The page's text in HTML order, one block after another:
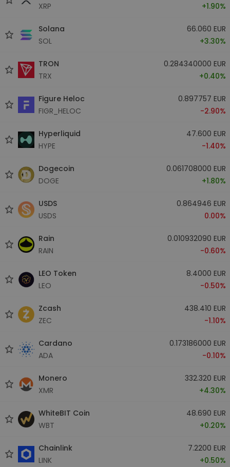
XRP
+1.90%
Solana
SOL
66.060 EUR
+3.30%
TRON
TRX
0.284340000 EUR
+0.40%
Figure Heloc
FIGR_HELOC
0.897757 EUR
-2.90%
Hyperliquid
HYPE
47.600 EUR
-1.40%
Dogecoin
DOGE
0.061708000 EUR
+1.80%
USDS
USDS
0.864946 EUR
0.00%
Rain
RAIN
0.010932090 EUR
-0.60%
LEO Token
LEO
8.4000 EUR
-0.50%
Zcash
ZEC
438.410 EUR
-1.10%
Cardano
ADA
0.173186000 EUR
-0.10%
Monero
XMR
332.320 EUR
+4.30%
WhiteBIT Coin
WBT
48.690 EUR
+0.20%
Chainlink
LINK
7.2200 EUR
+0.50%